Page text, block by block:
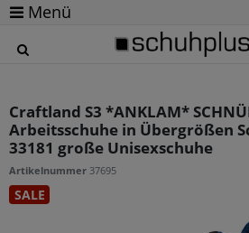
Menü
Craftland S3 *ANKLAM*
Arbeitsschuhe in Übergrößen
33181 große Unisexschuhe
Artikelnummer 37695
SALE